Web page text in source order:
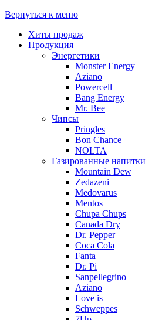
Вернуться к меню
Хиты продаж
Продукция
Энергетики
Monster Energy
Aziano
Powercell
Bang Energy
Mr. Bee
Чипсы
Pringles
Bon Chance
NOLTA
Газированные напитки
Mountain Dew
Zedazeni
Medovarus
Mentos
Chupa Chups
Canada Dry
Dr. Pepper
Coca Cola
Fanta
Dr. Pi
Sanpellegrino
Aziano
Love is
Schweppes